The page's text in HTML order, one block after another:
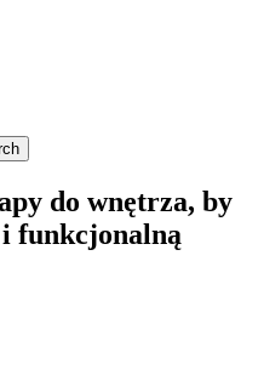
do wnętrza, by
funkcjonalną